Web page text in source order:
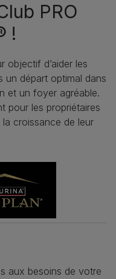
PRO
!
objectif d’aider les
un départ optimal dans
et un foyer agréable.
pour les propriétaires
croissance de leur
aux besoins de votre